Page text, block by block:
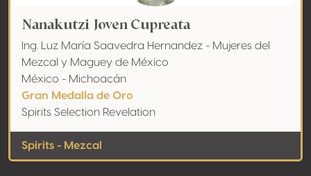
Nanakutzi Joven Cupreata
Ing. Luz María Saavedra Hernandez - Mujeres del
Mezcal y Maguey de México
México - Michoacán
Gran Medalla de Oro
Spirits Selection Revelation
Spirits - Mezcal